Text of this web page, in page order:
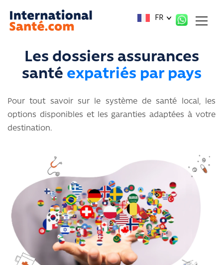
FR
Les dossiers assurances
santé expatriés par pays
Pour tout savoir sur le système de santé local, les
options disponibles et les garanties adaptées à votre
destination.